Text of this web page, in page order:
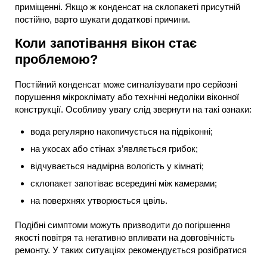
приміщенні. Якщо ж конденсат на склопакеті присутній
постійно, варто шукати додаткові причини.
Коли запотівання вікон стає
проблемою?
Постійний конденсат може сигналізувати про серйозні
порушення мікроклімату або технічні недоліки віконної
конструкції. Особливу увагу слід звернути на такі ознаки:
вода регулярно накопичується на підвіконні;
на укосах або стінах з’являється грибок;
відчувається надмірна вологість у кімнаті;
склопакет запотіває всередині між камерами;
на поверхнях утворюється цвіль.
Подібні симптоми можуть призводити до погіршення
якості повітря та негативно впливати на довговічність
ремонту. У таких ситуаціях рекомендується розібратися